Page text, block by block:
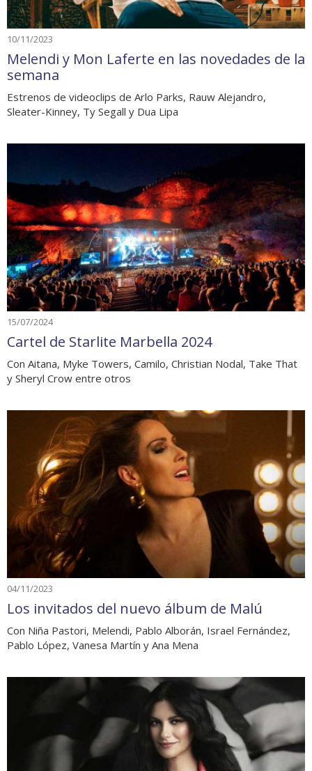
10/11/2023
Melendi y Mon Laferte en las novedades de la
semana
Estrenos de videoclips de Arlo Parks, Rauw Alejandro,
Sleater-Kinney, Ty Segall y Dua Lipa
15/07/2024
Cartel de Starlite Marbella 2024
Con Aitana, Myke Towers, Camilo, Christian Nodal, Take That
y Sheryl Crow entre otros
04/11/2023
Los invitados del nuevo álbum de Malú
Con Niña Pastori, Melendi, Pablo Alborán, Israel Fernández,
Pablo López, Vanesa Martín y Ana Mena